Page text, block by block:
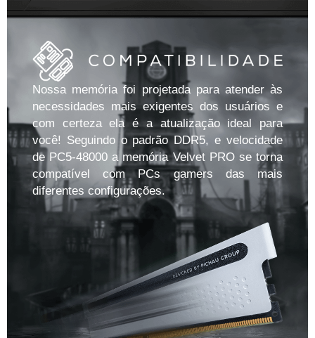
Nossa memória foi projetada para atender às
necessidades mais exigentes dos usuários e
com certeza ela é a atualização ideal para
você! Seguindo o padrão DDR5, e velocidade
de PC5-48000 a memória Velvet PRO se torna
compatível com PCs gamers das mais
diferentes configurações.